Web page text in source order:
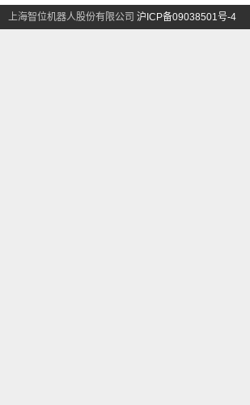
上海智位机器人股份有限公司 沪ICP备09038501号-4